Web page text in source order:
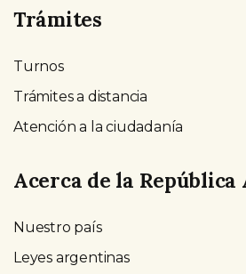
Trámites
Turnos
Trámites a distancia
Atención a la ciudadanía
Acerca de la
Nuestro país
Leyes argentinas